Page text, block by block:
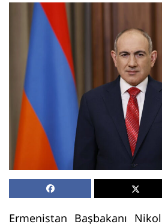
Ermenistan Başbakanı